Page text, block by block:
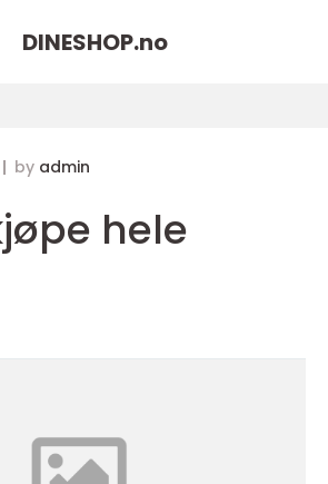
DINESHOP.no
by admin
hele